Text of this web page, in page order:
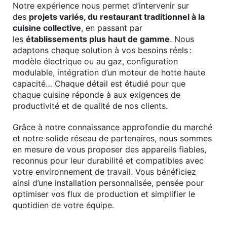
Notre expérience nous permet d’intervenir sur
des projets variés, du restaurant traditionnel à la
cuisine collective, en passant par
les établissements plus haut de gamme. Nous
adaptons chaque solution à vos besoins réels :
modèle électrique ou au gaz, configuration
modulable, intégration d’un moteur de hotte haute
capacité… Chaque détail est étudié pour que
chaque cuisine réponde à aux exigences de
productivité et de qualité de nos clients.
Grâce à notre connaissance approfondie du marché
et notre solide réseau de partenaires, nous sommes
en mesure de vous proposer des appareils fiables,
reconnus pour leur durabilité et compatibles avec
votre environnement de travail. Vous bénéficiez
ainsi d’une installation personnalisée, pensée pour
optimiser vos flux de production et simplifier le
quotidien de votre équipe.